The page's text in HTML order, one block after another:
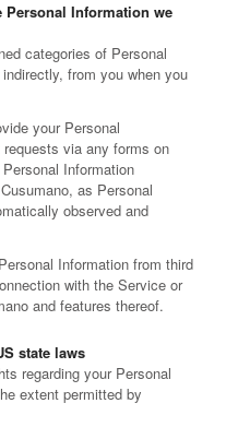
Personal Information we
categories of Personal
from you when you
your Personal
via any forms on
Information
as Personal
observed and
Information from third
with the Service or
and features thereof.
state laws
regarding your Personal
extent permitted by